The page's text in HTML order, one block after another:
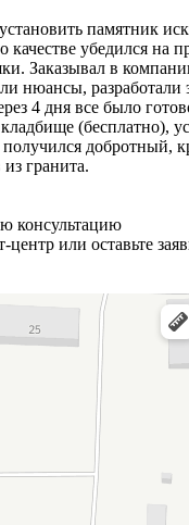
памятник
качестве убедился на
Заказывал в
нюансы, разработали
4 дня все было
(бесплатно),
добротный,
гранита.
консультацию
центр или оставьте